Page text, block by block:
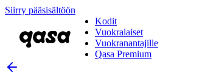
Siirry pääsisältöön
Kodit
Vuokralaiset
Vuokranantajille
Qasa Premium